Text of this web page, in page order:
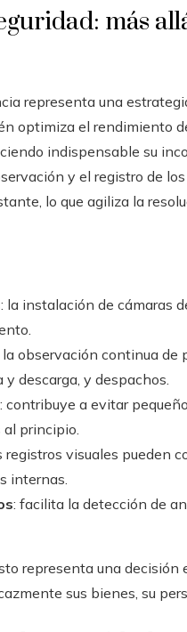
más
representa una
optimiza el rendimiento
indispensable su
y el registro de
lo que agiliza la
: la instalación de cámaras
observación continua de
descarga, y despachos.
: contribuye a evitar
al principio.
registros visuales pueden
internas.
: facilita la detección de
representa una decisión
sus bienes, su